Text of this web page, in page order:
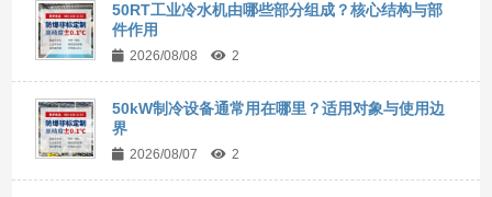
50RT工业冷水机由哪些部分组成？核心结构与部
件作用
2026/08/08 2
50kW制冷设备通常用在哪里？适用对象与使用边
界
2026/08/07 2